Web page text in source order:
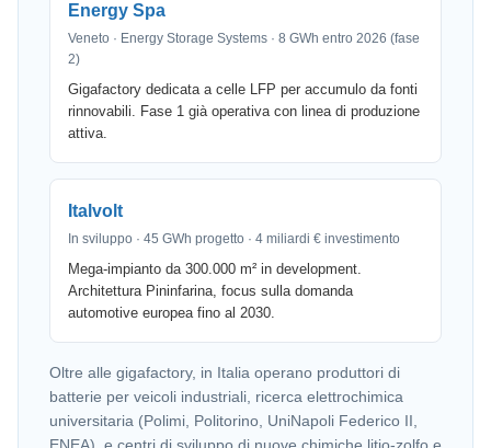
Energy Spa
Veneto · Energy Storage Systems · 8 GWh entro 2026 (fase
2)
Gigafactory dedicata a celle LFP per accumulo da fonti
rinnovabili. Fase 1 già operativa con linea di produzione
attiva.
Italvolt
In sviluppo · 45 GWh progetto · 4 miliardi € investimento
Mega-impianto da 300.000 m² in development.
Architettura Pininfarina, focus sulla domanda
automotive europea fino al 2030.
Oltre alle gigafactory, in Italia operano produttori di
batterie per veicoli industriali, ricerca elettrochimica
universitaria (Polimi, Politorino, UniNapoli Federico II,